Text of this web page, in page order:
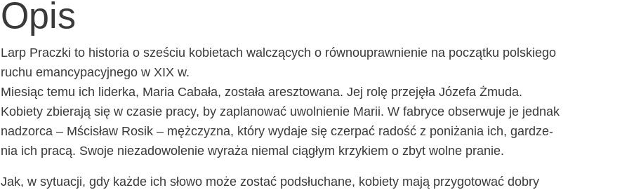
Opis
Larp Pracz­ki to histo­ria o sze­ściu kobie­tach wal­czą­cych o rów­no­upraw­nie­nie na począt­ku pol­skie­go
ruchu eman­cy­pa­cyj­ne­go w XIX w.
Mie­siąc temu ich lider­ka, Maria Caba­ła, zosta­ła aresz­to­wa­na. Jej rolę prze­ję­ła Józe­fa Żmu­da.
Kobie­ty zbie­ra­ją się w cza­sie pra­cy, by zapla­no­wać uwol­nie­nie Marii. W fabry­ce obser­wu­je je jed­nak
nad­zor­ca – Mści­sław Rosik – męż­czy­zna, któ­ry wyda­je się czer­pać radość z poni­ża­nia ich, gar­dze­
nia ich pra­cą. Swo­je nie­za­do­wo­le­nie wyra­ża nie­mal cią­głym krzy­kiem o zbyt wol­ne pranie.
Jak, w sytu­acji, gdy każ­de ich sło­wo może zostać pod­słu­cha­ne, kobie­ty mają przy­go­to­wać dobry